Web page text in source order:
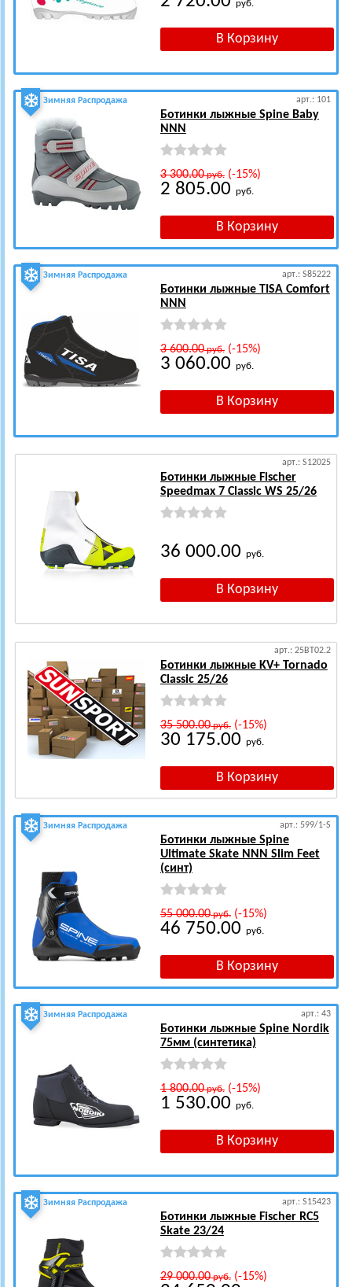
руб.
Зимняя Распродажа арт.: 101
Ботинки лыжные Spine Baby
NNN
3 300.00руб.(-15%)
2 805.00 руб.
Зимняя Распродажа арт.: S85222
Ботинки лыжные TISA Comfort
NNN
3 600.00руб.(-15%)
3 060.00 руб.
арт.: S12025
Ботинки лыжные Fischer
Speedmax 7 Classic WS 25/26
36 000.00 руб.
арт.: 25BT02.2
Ботинки лыжные KV+ Tornado
Classic 25/26
35 500.00руб.(-15%)
30 175.00 руб.
Зимняя Распродажа арт.: 599/1-S
Ботинки лыжные Spine
Ultimate Skate NNN Slim Feet
(синт)
55 000.00руб.(-15%)
46 750.00 руб.
Зимняя Распродажа арт.: 43
Ботинки лыжные Spine Nordik
75мм (синтетика)
1 800.00руб.(-15%)
1 530.00 руб.
Зимняя Распродажа арт.: S15423
Ботинки лыжные Fischer RC5
Skate 23/24
29 000.00руб.(-15%)